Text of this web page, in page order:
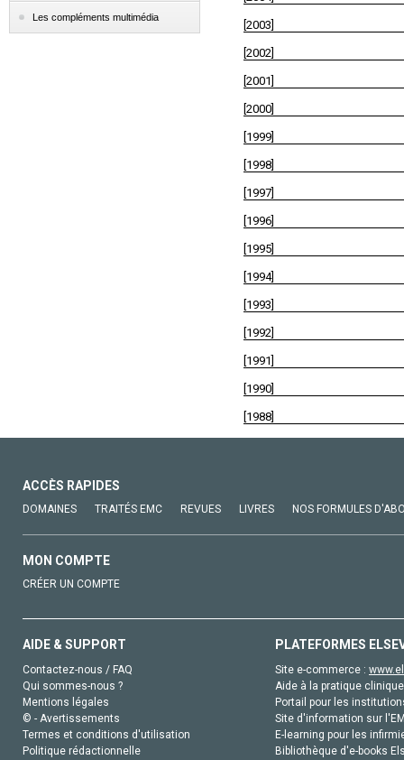
Les compléments multimédia
[2003]
[2002]
[2001]
[2000]
[1999]
[1998]
[1997]
[1996]
[1995]
[1994]
[1993]
[1992]
[1991]
[1990]
[1988]
ACCÈS RAPIDES
DOMAINES TRAITÉS EMC REVUES LIVRES NOS FORMULES
MON COMPTE
CRÉER UN COMPTE
AIDE & SUPPORT
Contactez-nous / FAQ
Qui sommes-nous ?
Mentions légales
© - Avertissements
Termes et conditions d'utilisation
Politique rédactionnelle
PLATEFORMES
Site e-commerce :
Aide à la pratique
Portail pour les
Site d'information sur
E-learning pour les
Bibliothèque d'e-books